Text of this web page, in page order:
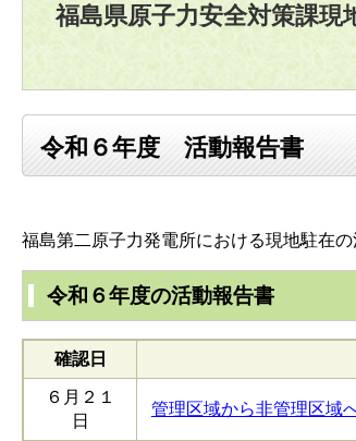
福島県原子力安全対策課現
令和６年度 活動報告書
福島第二原子力発電所における現地駐在
令和６年度の活動報告書
確認日
６月２１
日
管理区域から非管理区域